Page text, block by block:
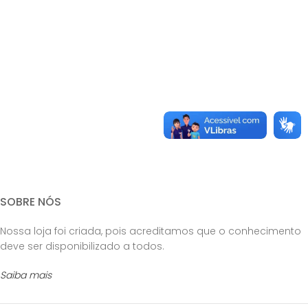
SOBRE NÓS
Nossa loja foi criada, pois acreditamos que o conhecimento
deve ser disponibilizado a todos.
Saiba mais